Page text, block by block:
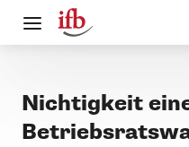
Nichtigkeit